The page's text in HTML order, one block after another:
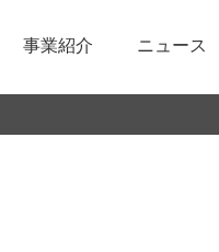
会社概要
事業紹介
部品製造
ニュース
経営方針
環境に関する取組み
職種紹介